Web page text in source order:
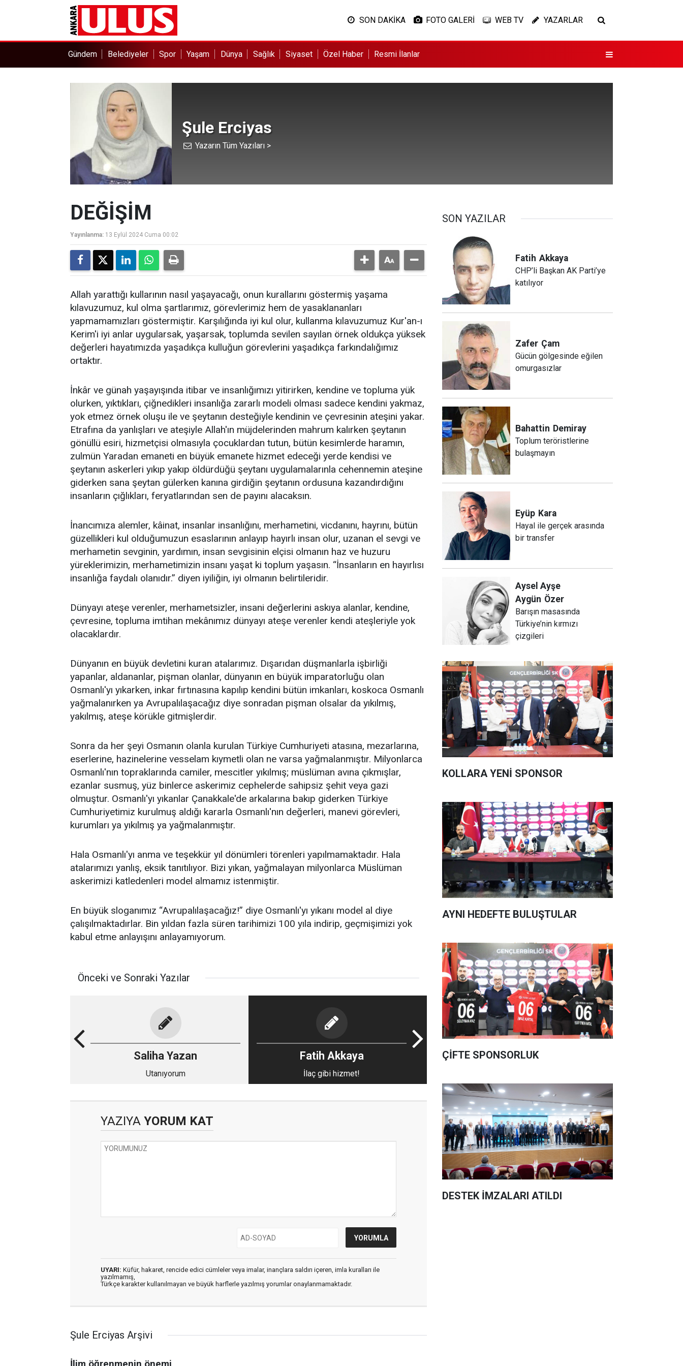
SON DAKİKA FOTO GALERİ WEB TV YAZARLAR
Gündem Belediyeler Spor Yaşam Dünya Sağlık Siyaset Özel Haber Resmi İlanlar
Şule Erciyas
Yazarın Tüm Yazıları >
DEĞİŞİM
Yayınlanma: 13 Eylül 2024 Cuma 00:02
Allah yarattığı kullarının nasıl yaşayacağı, onun kurallarını göstermiş yaşama
kılavuzumuz, kul olma şartlarımız, görevlerimiz hem de yasaklananları
yapmamamızları göstermiştir. Karşılığında iyi kul olur, kullanma kılavuzumuz Kur'an-ı
Kerim'i iyi anlar uygularsak, yaşarsak, toplumda sevilen sayılan örnek oldukça yüksek
değerleri hayatımızda yaşadıkça kulluğun görevlerini yaşadıkça farkındalığımız
ortaktır.
İnkâr ve günah yaşayışında itibar ve insanlığımızı yitirirken, kendine ve topluma yük
olurken, yıktıkları, çiğnedikleri insanlığa zararlı modeli olması sadece kendini yakmaz,
yok etmez örnek oluşu ile ve şeytanın desteğiyle kendinin ve çevresinin ateşini yakar.
Etrafına da yanlışları ve ateşiyle Allah'ın müjdelerinden mahrum kalırken şeytanın
gönüllü esiri, hizmetçisi olmasıyla çocuklardan tutun, bütün kesimlerde haramın,
zulmün Yaradan emaneti en büyük emanete hizmet edeceği yerde kendisi ve
şeytanın askerleri yıkıp yakıp öldürdüğü şeytanı uygulamalarınla cehennemin ateşine
giderken sana şeytan gülerken kanına girdiğin şeytanın ordusuna kazandırdığını
insanların çığlıkları, feryatlarından sen de payını alacaksın.
İnancımıza alemler, kâinat, insanlar insanlığını, merhametini, vicdanını, hayrını, bütün
güzellikleri kul olduğumuzun esaslarının anlayıp hayırlı insan olur, uzanan el sevgi ve
merhametin sevginin, yardımın, insan sevgisinin elçisi olmanın haz ve huzuru
yüreklerimizin, merhametimizin insanı yaşat ki toplum yaşasın. “İnsanların en hayırlısı
insanlığa faydalı olanıdır.” diyen iyiliğin, iyi olmanın belirtileridir.
Dünyayı ateşe verenler, merhametsizler, insani değerlerini askıya alanlar, kendine,
çevresine, topluma imtihan mekânımız dünyayı ateşe verenler kendi ateşleriyle yok
olacaklardır.
Dünyanın en büyük devletini kuran atalarımız. Dışarıdan düşmanlarla işbirliği
yapanlar, aldananlar, pişman olanlar, dünyanın en büyük imparatorluğu olan
Osmanlı'yı yıkarken, inkar fırtınasına kapılıp kendini bütün imkanları, koskoca Osmanlı
yağmalanırken ya Avrupalılaşacağız diye sonradan pişman olsalar da yıkılmış,
yakılmış, ateşe körükle gitmişlerdir.
Sonra da her şeyi Osmanın olanla kurulan Türkiye Cumhuriyeti atasına, mezarlarına,
eserlerine, hazinelerine vesselam kıymetli olan ne varsa yağmalanmıştır. Milyonlarca
Osmanlı'nın topraklarında camiler, mescitler yıkılmış; müslüman avına çıkmışlar,
ezanlar susmuş, yüz binlerce askerimiz cephelerde sahipsiz şehit veya gazi
olmuştur. Osmanlı'yı yıkanlar Çanakkale'de arkalarına bakıp giderken Türkiye
Cumhuriyetimiz kurulmuş aldığı kararla Osmanlı'nın değerleri, manevi görevleri,
kurumları ya yıkılmış ya yağmalanmıştır.
Hala Osmanlı'yı anma ve teşekkür yıl dönümleri törenleri yapılmamaktadır. Hala
atalarımızı yanlış, eksik tanıtılıyor. Bizi yıkan, yağmalayan milyonlarca Müslüman
askerimizi katledenleri model almamız istenmiştir.
En büyük sloganımız “Avrupalılaşacağız!” diye Osmanlı'yı yıkanı model al diye
çalışılmaktadırlar. Bin yıldan fazla süren tarihimizi 100 yıla indirip, geçmişimizi yok
kabul etme anlayışını anlayamıyorum.
Önceki ve Sonraki Yazılar
Saliha Yazan
Utanıyorum
Fatih Akkaya
İlaç gibi hizmet!
YAZIYA YORUM KAT
UYARI: Küfür, hakaret, rencide edici cümleler veya imalar, inançlara saldırı içeren, imla kuralları ile
yazılmamış,
Türkçe karakter kullanılmayan ve büyük harflerle yazılmış yorumlar onaylanmamaktadır.
Şule Erciyas Arşivi
SON YAZILAR
Fatih Akkaya
CHP’li Başkan AK Parti’ye
katılıyor
Zafer Çam
Gücün gölgesinde eğilen
omurgasızlar
Bahattin Demiray
Toplum teröristlerine
bulaşmayın
Eyüp Kara
Hayal ile gerçek arasında
bir transfer
Aysel Ayşe
Aygün Özer
Barışın masasında
Türkiye’nin kırmızı
çizgileri
KOLLARA YENİ SPONSOR
AYNI HEDEFTE BULUŞTULAR
ÇİFTE SPONSORLUK
DESTEK İMZALARI ATILDI